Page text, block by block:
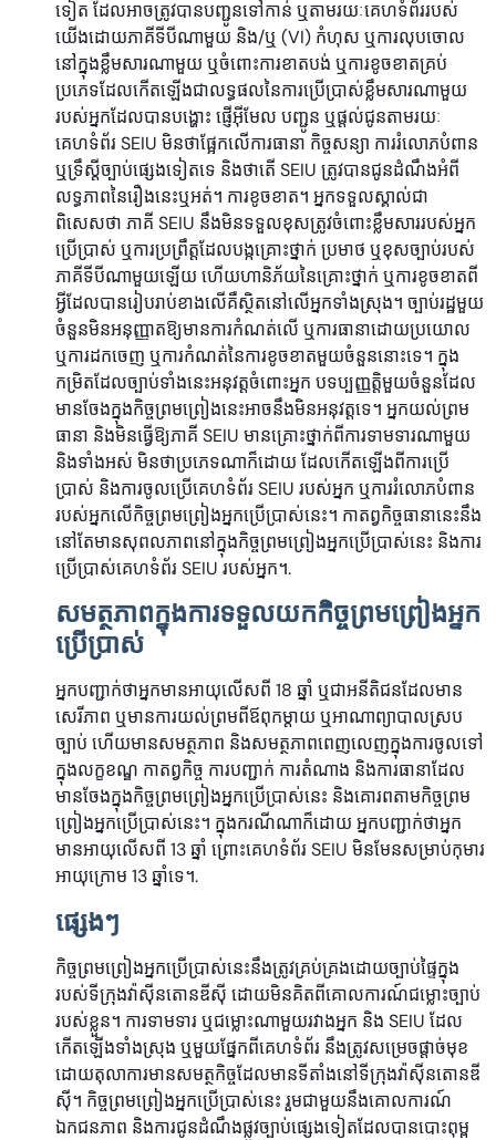
ទៀត ដែលអាចត្រូវបានបញ្ជូនទៅកាន់ ឬតាមរយៈគេហទំព័ររបស់
យើងដោយភាគីទីបីណាមួយ និង/ឬ (VI) កំហុស ឬការលុបចោល
នៅក្នុងខ្លឹមសារណាមួយ ឬចំពោះការខាតបង់ ឬការខូចខាតគ្រប់
ប្រភេទដែលកើតឡើងជាលទ្ធផលនៃការប្រើប្រាស់ខ្លឹមសារណាមួយ
របស់អ្នកដែលបានបង្ហោះ ផ្ញើអ៊ីមែល បញ្ជូន ឬផ្តល់ជូនតាមរយៈ
គេហទំព័រ SEIU មិនថាផ្អែកលើការធានា កិច្ចសន្យា ការរំលោភបំពាន
ឬទ្រឹស្តីច្បាប់ផ្សេងទៀតទេ និងថាតើ SEIU ត្រូវបានជូនដំណឹងអំពី
លទ្ធភាពនៃរឿងនេះឬអត់។ ការខូចខាត។ អ្នកទទួលស្គាល់ជា
ពិសេសថា ភាគី SEIU នឹងមិនទទួលខុសត្រូវចំពោះខ្លឹមសាររបស់អ្នក
ប្រើប្រាស់ ឬការប្រព្រឹត្តដែលបង្កគ្រោះថ្នាក់ ប្រមាថ ឬខុសច្បាប់របស់
ភាគីទីបីណាមួយឡើយ ហើយហានិភ័យនៃគ្រោះថ្នាក់ ឬការខូចខាតពី
អ្វីដែលបានរៀបរាប់ខាងលើគឺស្ថិតនៅលើអ្នកទាំងស្រុង។ ច្បាប់រដ្ឋមួយ
ចំនួនមិនអនុញ្ញាតឱ្យមានការកំណត់លើ ឬការធានាដោយប្រយោល
ឬការដកចេញ ឬការកំណត់នៃការខូចខាតមួយចំនួននោះទេ។ ក្នុង
កម្រិតដែលច្បាប់ទាំងនេះអនុវត្តចំពោះអ្នក បទប្បញ្ញត្តិមួយចំនួនដែល
មានចែងក្នុងកិច្ចព្រមព្រៀងនេះអាចនឹងមិនអនុវត្តទេ។ អ្នកយល់ព្រម
ធានា និងមិនធ្វើឱ្យភាគី SEIU មានគ្រោះថ្នាក់ពីការទាមទារណាមួយ
និងទាំងអស់ មិនថាប្រភេទណាក៏ដោយ ដែលកើតឡើងពីការប្រើ
ប្រាស់ និងការចូលប្រើគេហទំព័រ SEIU របស់អ្នក ឬការរំលោភបំពាន
របស់អ្នកលើកិច្ចព្រមព្រៀងអ្នកប្រើប្រាស់នេះ។ កាតព្វកិច្ចធានានេះនឹង
នៅតែមានសុពលភាពនៅក្នុងកិច្ចព្រមព្រៀងអ្នកប្រើប្រាស់នេះ និងការ
ប្រើប្រាស់គេហទំព័រ SEIU របស់អ្នក។.
សមត្ថភាពក្នុងការទទួលយកកិច្ចព្រមព្រៀងអ្នក
ប្រើប្រាស់
អ្នកបញ្ជាក់ថាអ្នកមានអាយុលើសពី 18 ឆ្នាំ ឬជាអនីតិជនដែលមាន
សេរីភាព ឬមានការយល់ព្រមពីឪពុកម្តាយ ឬអាណាព្យាបាលស្រប
ច្បាប់ ហើយមានសមត្ថភាព និងសមត្ថភាពពេញលេញក្នុងការចូលទៅ
ក្នុងលក្ខខណ្ឌ កាតព្វកិច្ច ការបញ្ជាក់ ការតំណាង និងការធានាដែល
មានចែងក្នុងកិច្ចព្រមព្រៀងអ្នកប្រើប្រាស់នេះ និងគោរពតាមកិច្ចព្រម
ព្រៀងអ្នកប្រើប្រាស់នេះ។ ក្នុងករណីណាក៏ដោយ អ្នកបញ្ជាក់ថាអ្នក
មានអាយុលើសពី 13 ឆ្នាំ ព្រោះគេហទំព័រ SEIU មិនមែនសម្រាប់កុមារ
អាយុក្រោម 13 ឆ្នាំទេ។.
ផ្សេងៗ
កិច្ចព្រមព្រៀងអ្នកប្រើប្រាស់នេះនឹងត្រូវគ្រប់គ្រងដោយច្បាប់ផ្ទៃក្នុង
របស់ទីក្រុងវ៉ាស៊ីនតោនឌីស៊ី ដោយមិនគិតពីគោលការណ៍ជម្លោះច្បាប់
របស់ខ្លួន។ ការទាមទារ ឬជម្លោះណាមួយរវាងអ្នក និង SEIU ដែល
កើតឡើងទាំងស្រុង ឬមួយផ្នែកពីគេហទំព័រ នឹងត្រូវសម្រេចផ្តាច់មុខ
ដោយតុលាការមានសមត្ថកិច្ចដែលមានទីតាំងនៅទីក្រុងវ៉ាស៊ីនតោនឌី
ស៊ី។ កិច្ចព្រមព្រៀងអ្នកប្រើប្រាស់នេះ រួមជាមួយនឹងគោលការណ៍
ឯកជនភាព និងការជូនដំណឹងផ្លូវច្បាប់ផ្សេងទៀតដែលបានបោះពុម្ព